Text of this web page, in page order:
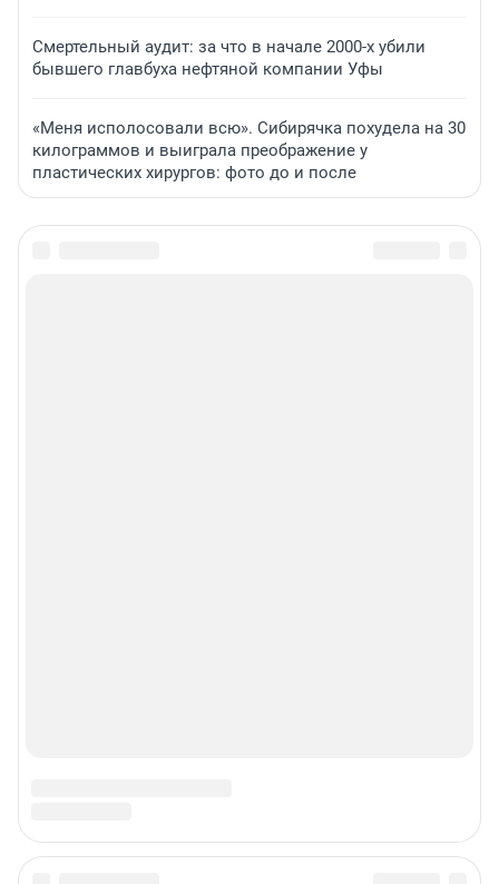
Смертельный аудит: за что в начале 2000-х убили
бывшего главбуха нефтяной компании Уфы
«Меня исполосовали всю». Сибирячка похудела на 30
килограммов и выиграла преображение у
пластических хирургов: фото до и после